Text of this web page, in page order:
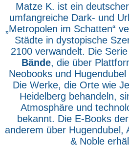
Matze K. ist ein
umfangreiche Dark- und
„Metropolen im Schatten“
Städte in dystopische
2100 verwandelt. Die
Bände, die über
Neobooks und
Die Werke, die Orte wie
Heidelberg behandeln,
Atmosphäre und
bekannt. Die E-Books
anderem über Hugendubel,
& Noble